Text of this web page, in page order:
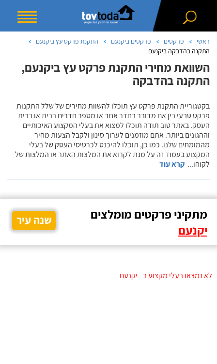
ראשי פרקטים פרקטים ביקנעם
התקנת פרקט עץ ביקנעם
התקנה בהדבקה ביקנעם
השוואת מחירי התקנת פרקט עץ ביקנעם,
התקנה בהדבקה
בקטגוריית התקנת פרקט עץ תוכלו להשוות מחירים של שלל התקנות
פרקט טבעי בין אם מדובר בחדר אחד או מספר חדרים בבית או בבית
העסק. באתר טוב תודה תוכלו למצוא את בעלי המקצוע האיכותיים
וההגונים ביותר. אתם מוזמנים לערוך סינון ולקבל הצעות מחיר
מהמומחים שלנו. כמו כן, תוכלו להיכנס לכרטיסי העסק של בעלי
המקצוע בעמוד זה על מנת לקרוא את המלצות האתר או המלצות של
לקוחו... קרא עוד
מתקיני פרקטים מומלצים
יקנעם
שנה עיר
לא נמצאו בעלי מקצוע ב - יקנעם